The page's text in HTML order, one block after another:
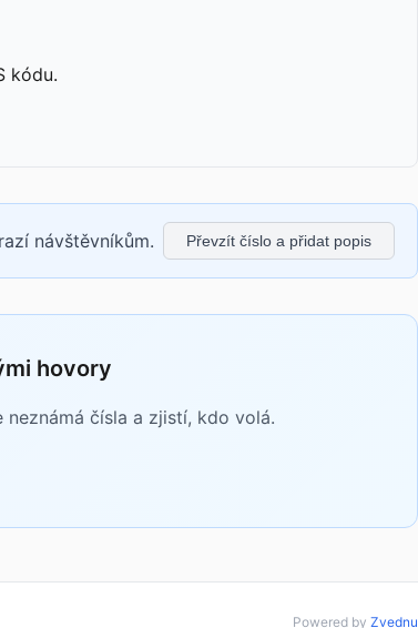
kódu.
návštěvníkům. Převzít číslo a přidat popis
hovory
čísla a zjistí, kdo volá.
Powered by Zvednu